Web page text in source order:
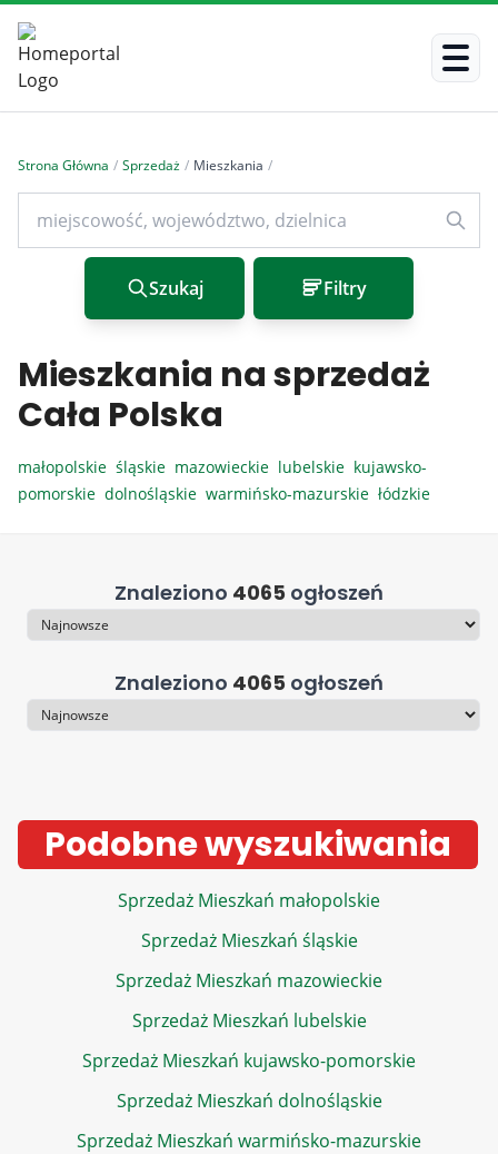
Strona Główna / Sprzedaż / Mieszkania /
Szukaj Filtry
Mieszkania na sprzedaż
Cała Polska
małopolskie śląskie mazowieckie lubelskie kujawsko-
pomorskie dolnośląskie warmińsko-mazurskie łódzkie
Znaleziono 4065 ogłoszeń
Sortowanie
Znaleziono 4065 ogłoszeń
Sortowanie
Podobne wyszukiwania
Sprzedaż Mieszkań małopolskie
Sprzedaż Mieszkań śląskie
Sprzedaż Mieszkań mazowieckie
Sprzedaż Mieszkań lubelskie
Sprzedaż Mieszkań kujawsko-pomorskie
Sprzedaż Mieszkań dolnośląskie
Sprzedaż Mieszkań warmińsko-mazurskie